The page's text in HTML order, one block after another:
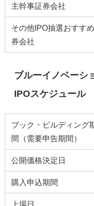
主幹事証券会社
その他IPO抽選おすす
券会社
ブルーイノベーシ
IPOスケジュール
ブック・ビルディング
間（需要申告期間）
公開価格決定日
購入申込期間
上場日